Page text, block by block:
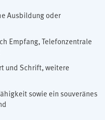
Ausbildung oder
Empfang, Telefonzentrale
und Schrift, weitere
sowie ein souveränes